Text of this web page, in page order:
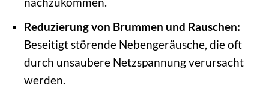
Reduzierung von Brummen und Rauschen:
Beseitigt störende Nebengeräusche, die oft
durch unsaubere Netzspannung verursacht
werden.